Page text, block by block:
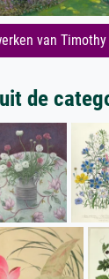
van Timothy
de